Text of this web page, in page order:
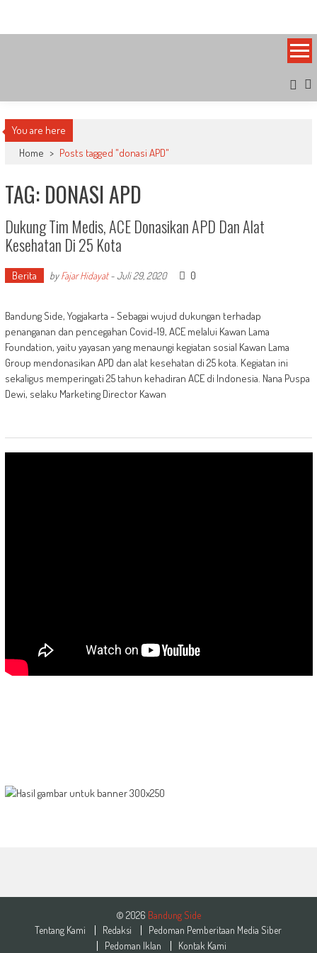
content
You are here
Home > Posts tagged "donasi APD"
TAG: DONASI APD
Dukung Tim Medis, ACE Donasikan APD Dan Alat
Kesehatan Di 25 Kota
Berita byFajar Hidayat-Juli 29, 2020 0
Bandung Side, Yogjakarta - Sebagai wujud dukungan terhadap
penanganan dan pencegahan Covid-19, ACE melalui Kawan Lama
Foundation, yaitu yayasan yang menaungi kegiatan sosial Kawan Lama
Group mendonasikan APD dan alat kesehatan di 25 kota. Kegiatan ini
sekaligus memperingati 25 tahun kehadiran ACE di Indonesia. Nana Puspa
Dewi, selaku Marketing Director Kawan
© 2026 Bandung Side
Tentang Kami
Redaksi
Pedoman Pemberitaan Media Siber
Pedoman Iklan
Kontak Kami